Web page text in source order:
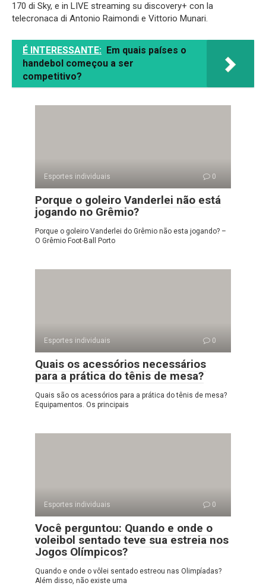
170 di Sky, e in LIVE streaming su discovery+ con la
telecronaca di Antonio Raimondi e Vittorio Munari.
É INTERESSANTE: Em quais países o
handebol começou a ser
competitivo?
Esportes individuais 0
Porque o goleiro Vanderlei não está
jogando no Grêmio?
Porque o goleiro Vanderlei do Grêmio não esta jogando? –
O Grêmio Foot-Ball Porto
Esportes individuais 0
Quais os acessórios necessários
para a prática do tênis de mesa?
Quais são os acessórios para a prática do tênis de mesa?
Equipamentos. Os principais
Esportes individuais 0
Você perguntou: Quando e onde o
voleibol sentado teve sua estreia nos
Jogos Olímpicos?
Quando e onde o vôlei sentado estreou nas Olimpíadas?
Além disso, não existe uma